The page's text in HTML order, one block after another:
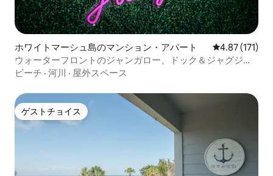
ホワイトマーシュ島のマンション・アパート レビュー171
4.87 (171)
ウォーターフロントのジャンガロー、ドック＆ジャグジー
付き！
ビーチ · 河川 · 屋外スペース
ゲストチョイス
ゲストチョイス